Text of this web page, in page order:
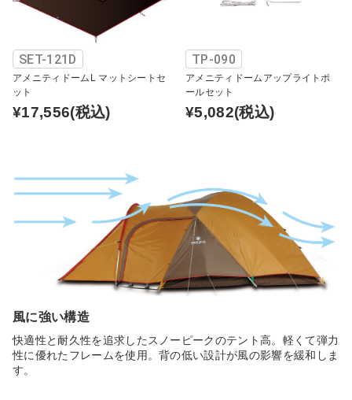
SET-121D
アメニティドームL マットシートセ
ット
¥17,556(税込)
TP-090
アメニティドームアップライトポ
ールセット
¥5,082(税込)
風に強い構造
快適性と耐久性を追求したスノーピークのテント高。軽くて弾力
性に優れたフレームを使用。背の低い設計が風の影響を緩和しま
す。